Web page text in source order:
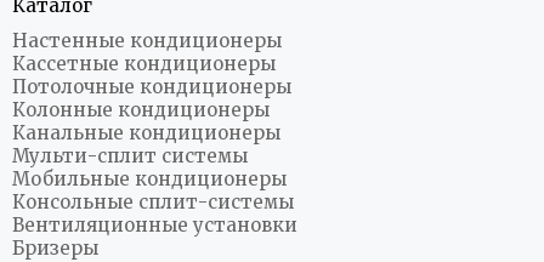
Каталог
Настенные кондиционеры
Кассетные кондиционеры
Потолочные кондиционеры
Колонные кондиционеры
Канальные кондиционеры
Мульти-сплит системы
Мобильные кондиционеры
Консольные сплит-системы
Вентиляционные установки
Бризеры